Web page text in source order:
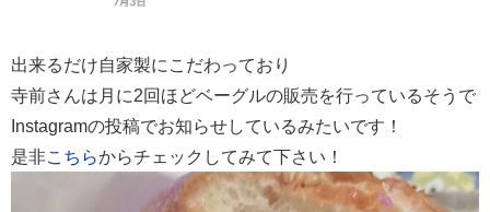
出来るだけ自家製にこだわっており
寺前さんは月に2回ほどベーグルの販売を行っているそうで
Instagramの投稿でお知らせしているみたいです！
是非こちらからチェックしてみて下さい！